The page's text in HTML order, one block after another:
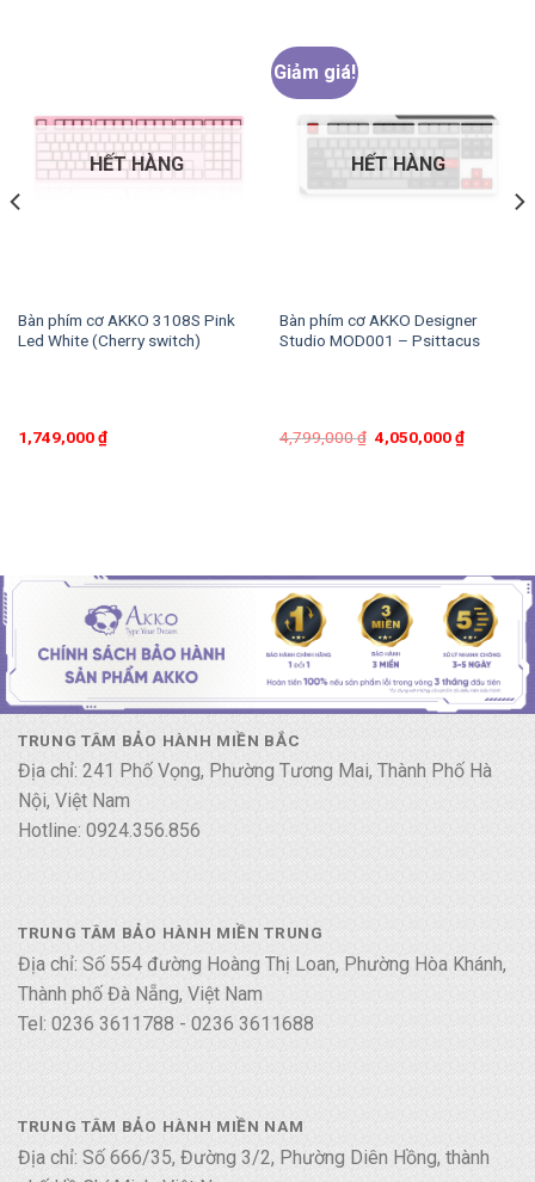
HẾT HÀNG
Bàn phím cơ AKKO 3108S Pink
Led White (Cherry switch)
1,749,000₫
Giảm giá!
HẾT HÀNG
Bàn phím cơ AKKO Designer
Studio MOD001 – Psittacus
4,799,000₫ 4,050,000₫
TRUNG TÂM BẢO HÀNH MIỀN BẮC
Địa chỉ: 241 Phố Vọng, Phường Tương Mai, Thành Phố Hà
Nội, Việt Nam
Hotline: 0924.356.856
TRUNG TÂM BẢO HÀNH MIỀN TRUNG
Địa chỉ: Số 554 đường Hoàng Thị Loan, Phường Hòa Khánh,
Thành phố Đà Nẵng, Việt Nam
Tel: 0236 3611788 - 0236 3611688
TRUNG TÂM BẢO HÀNH MIỀN NAM
Địa chỉ: Số 666/35, Đường 3/2, Phường Diên Hồng, thành